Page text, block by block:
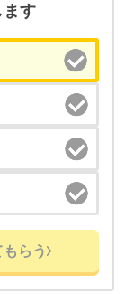
す
らう